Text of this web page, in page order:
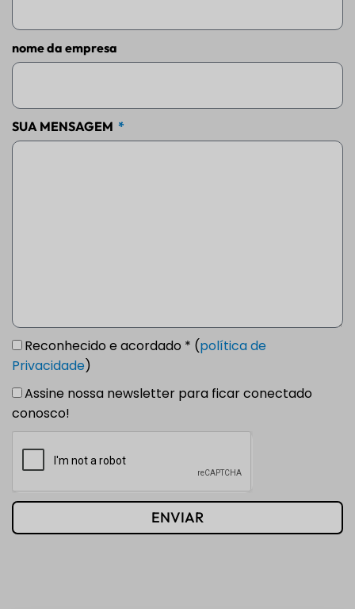
nome da empresa
SUA MENSAGEM
Reconhecido e acordado * (política de
Privacidade)
Assine nossa newsletter para ficar conectado
conosco!
ENVIAR